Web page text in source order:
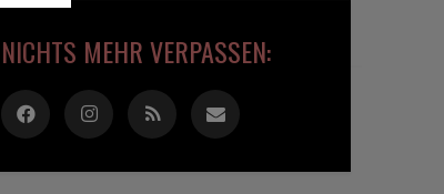
NICHTS MEHR VERPASSEN: